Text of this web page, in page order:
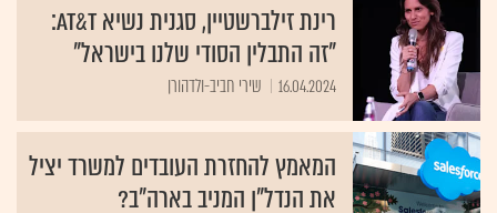
רינת זילברשטיין, סגנית נשיא AT&T:
"זה התבלין הסודי שלנו בישראל"
16.04.2024 שירי חביב-ולדהורן
המאמץ להחזרת העובדים למשרד יציל
את הנדל"ן המניב בארה"ב?